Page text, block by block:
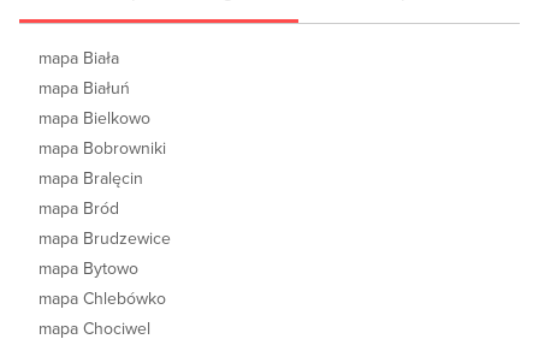
mapa Biała
mapa Białuń
mapa Bielkowo
mapa Bobrowniki
mapa Bralęcin
mapa Bród
mapa Brudzewice
mapa Bytowo
mapa Chlebówko
mapa Chociwel